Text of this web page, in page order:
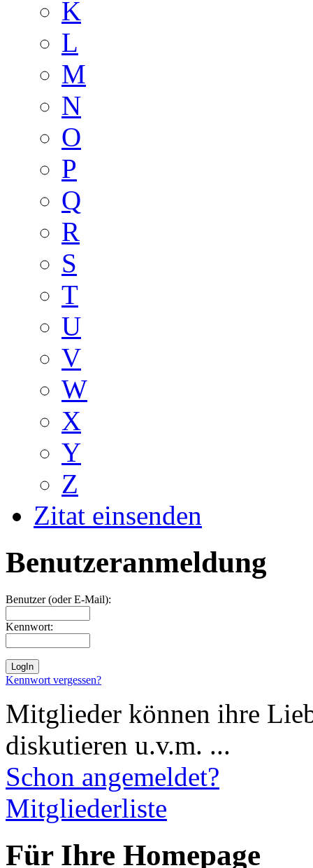
K
L
M
N
O
P
Q
R
S
T
U
V
W
X
Y
Z
Zitat einsenden
Benutzeranmeldung
Benutzer (oder E-Mail):
Kennwort:
Kennwort vergessen?
Mitglieder können ihre
diskutieren u.v.m. ...
Schon angemeldet?
Mitgliederliste
Für Ihre Homepage